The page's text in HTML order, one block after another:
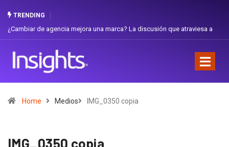
TRENDING
de agencia mejora una marca? La discusión que atraviesa a
Gabriela
Home Medios IMG_0350 copia
IMG_0350 copia